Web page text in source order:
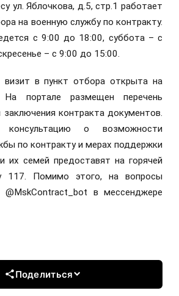
ул. Яблочкова, д.5, стр.1 работает
на военную службу по контракту.
с 9:00 до 18:00, суббота – с
– с 9:00 до 15:00.
визит в пункт отбора открыта на
На портале размещен перечень
контракта документов.
консультацию о возможности
по контракту и мерах поддержки
их семей предоставят на горячей
117. Помимо этого, на вопросы
в мессенджере
Поделиться